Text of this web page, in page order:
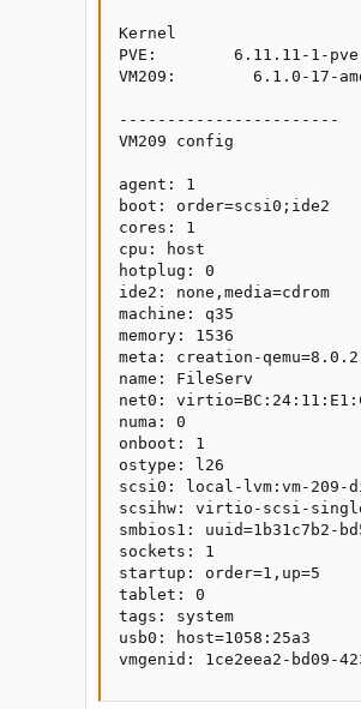
Kernel
PVE:        6.11.11-1-pve
VM209:        6.1.0-17-
-----------------------
VM209 config
agent: 1
boot: order=scsi0;ide2
cores: 1
cpu: host
hotplug: 0
ide2: none,media=cdrom
machine: q35
memory: 1536
meta: creation-
name: FileServ
net0:
numa: 0
onboot: 1
ostype: l26
scsi0: local-lvm:vm-209-
scsihw: virtio-scsi-
smbios1: uuid=1b31c7b2-
sockets: 1
startup: order=1,up=5
tablet: 0
tags: system
usb0: host=1058:25a3
vmgenid: 1ce2eea2-bd09-